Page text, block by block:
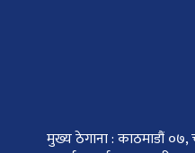
मुख्य ठेगाना : काठमाडौं ०७,